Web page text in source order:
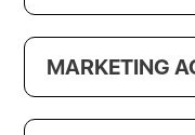
MARKETING